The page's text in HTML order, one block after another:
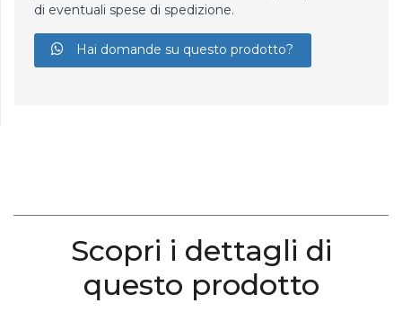
di eventuali spese di spedizione.
Hai domande su questo prodotto?
Scopri i dettagli di
questo prodotto